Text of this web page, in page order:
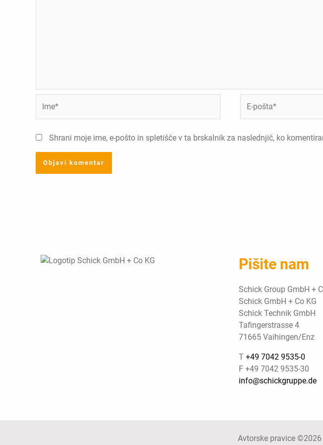
pošta*
Shrani moje ime, e-pošto in spletišče v ta brskalnik za naslednjič, ko
Pišite nam
Schick Group GmbH +
Schick GmbH + Co KG
Schick Technik GmbH
Tafingerstrasse 4
71665 Vaihingen/Enz
T +49 7042 9535-0
F +49 7042 9535-30
info@schickgruppe.de
Avtorske pravice ©2026